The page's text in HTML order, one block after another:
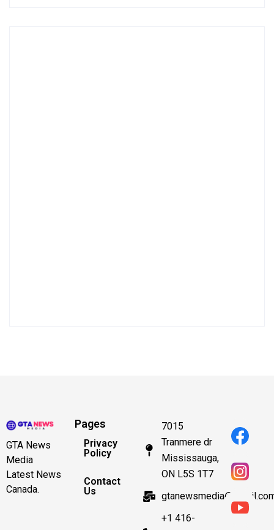
GTA News
Media
Latest News
Canada.
Pages
Privacy
Policy
Contact
Us
7015
Tranmere dr
Mississauga,
ON L5S 1T7
+1 416-